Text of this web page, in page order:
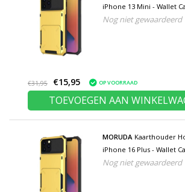
iPhone 13 Mini - Wallet
Portemonnee Flip Cover
Nog niet gewaardeerd
€31,95 €15,95 OP VOORRAAD
TOEVOEGEN AAN
MORUDA Kaarthouder
iPhone 16 Plus - Wallet
Portemonnee Flip Cover
Nog niet gewaardeerd